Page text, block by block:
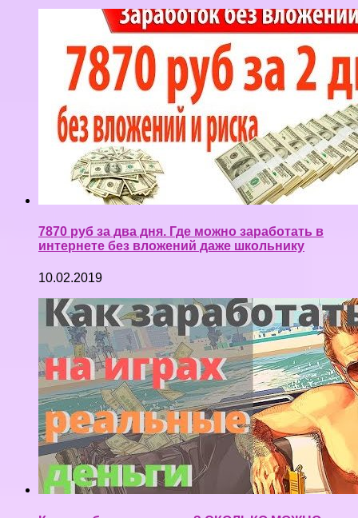
7870 руб за два дня. Где можно заработать в
интернете без вложений даже школьнику
10.02.2019